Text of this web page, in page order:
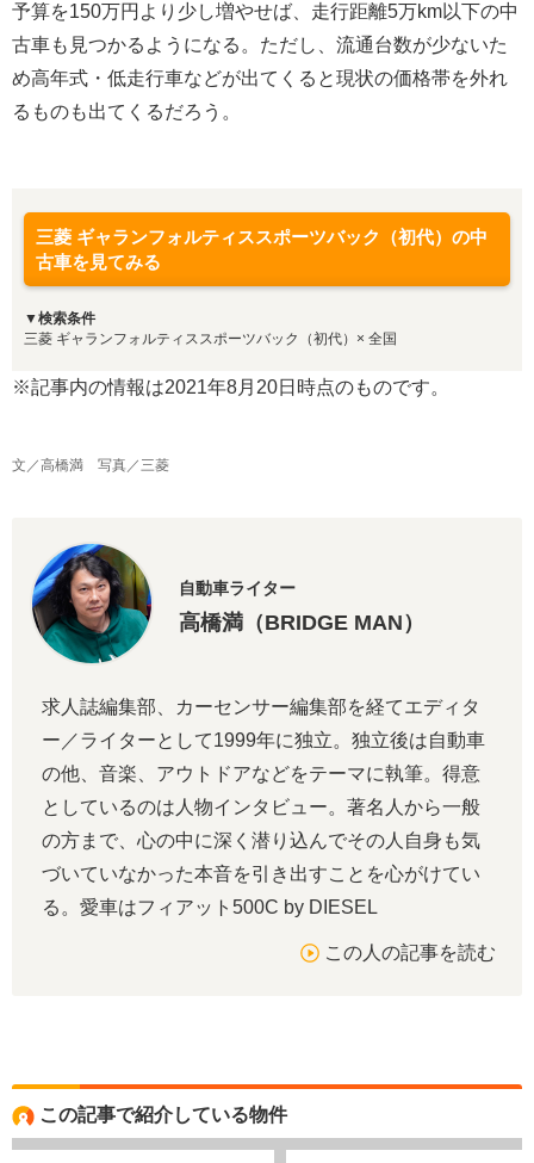
予算を150万円より少し増やせば、走行距離5万km以下の中
古車も見つかるようになる。ただし、流通台数が少ないた
め高年式・低走行車などが出てくると現状の価格帯を外れ
るものも出てくるだろう。
三菱 ギャランフォルティススポーツバック（初代）の中
古車を見てみる
▼検索条件
三菱 ギャランフォルティススポーツバック（初代）× 全国
※記事内の情報は2021年8月20日時点のものです。
文／高橋満 写真／三菱
自動車ライター
高橋満（BRIDGE MAN）
求人誌編集部、カーセンサー編集部を経てエディタ
ー／ライターとして1999年に独立。独立後は自動車
の他、音楽、アウトドアなどをテーマに執筆。得意
としているのは人物インタビュー。著名人から一般
の方まで、心の中に深く潜り込んでその人自身も気
づいていなかった本音を引き出すことを心がけてい
る。愛車はフィアット500C by DIESEL
この人の記事を読む
この記事で紹介している物件